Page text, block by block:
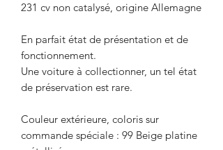
231 cv non catalysé, origine Allemagne
En parfait état de présentation et de
fonctionnement.
Une voiture à collectionner, un tel état
de préservation est rare.
Couleur extérieure, coloris sur
commande spéciale : 99 Beige platine